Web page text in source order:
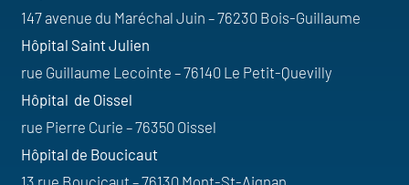
147 avenue du Maréchal Juin – 76230 Bois-Guillaume
Hôpital Saint Julien
rue Guillaume Lecointe – 76140 Le Petit-Quevilly
Hôpital de Oissel
rue Pierre Curie – 76350 Oissel
Hôpital de Boucicaut
13 rue Boucicaut – 76130 Mont-St-Aignan